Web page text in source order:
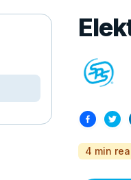
4 min